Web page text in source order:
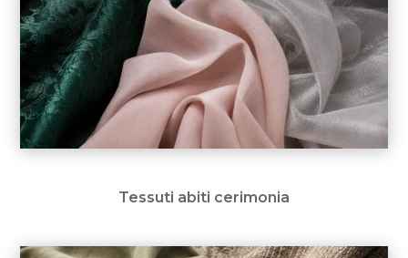
Tessuti abiti cerimonia